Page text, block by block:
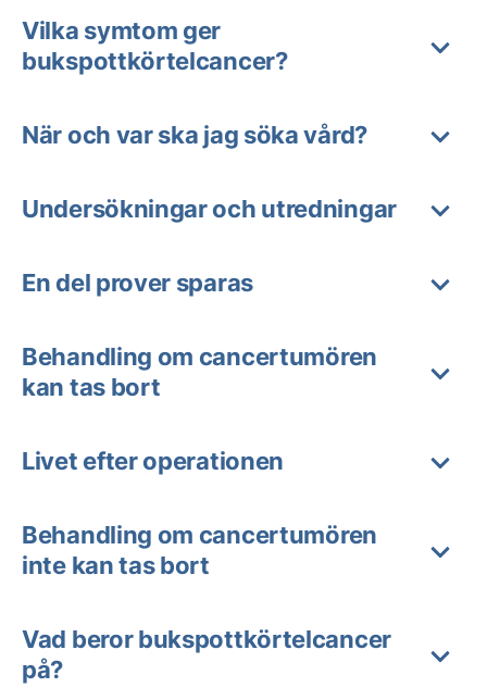
Vilka symtom ger
bukspottkörtelcancer?
När och var ska jag söka vård?
Undersökningar och utredningar
En del prover sparas
Behandling om cancertumören
kan tas bort
Livet efter operationen
Behandling om cancertumören
inte kan tas bort
Vad beror bukspottkörtelcancer
på?